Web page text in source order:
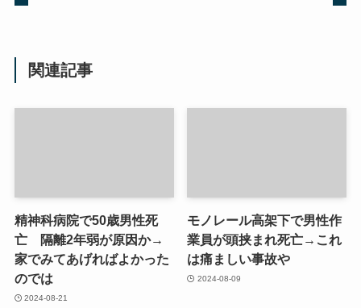
関連記事
精神科病院で50歳男性死
亡 隔離2年弱が原因か→
家でみてあげればよかった
のでは
2024-08-21
モノレール高架下で男性作
業員が頭挟まれ死亡→これ
は痛ましい事故や
2024-08-09